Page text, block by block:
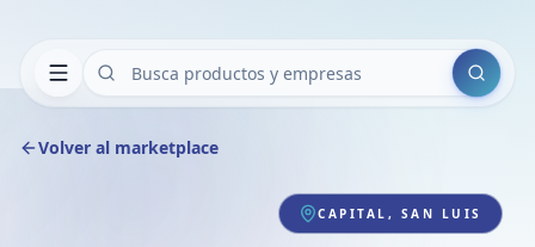
Buscar
Volver al marketplace
CAPITAL, SAN LUIS